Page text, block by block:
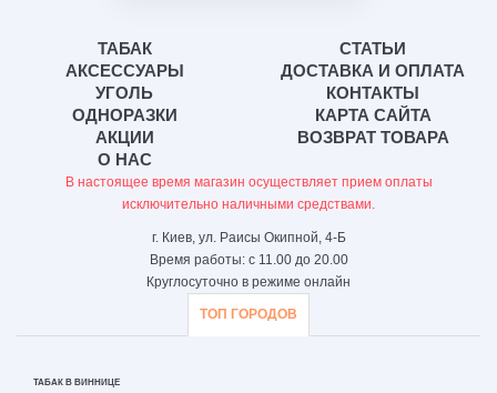
ТАБАК
АКСЕССУАРЫ
УГОЛЬ
ОДНОРАЗКИ
АКЦИИ
О НАС
СТАТЬИ
ДОСТАВКА И ОПЛАТА
КОНТАКТЫ
КАРТА САЙТА
ВОЗВРАТ ТОВАРА
В настоящее время магазин осуществляет прием оплаты
исключительно наличными средствами.
г. Киев, ул. Раисы Окипной, 4-Б
Время работы: с 11.00 до 20.00
Круглосуточно в режиме онлайн
ТОП ГОРОДОВ
ТАБАК В ВИННИЦЕ